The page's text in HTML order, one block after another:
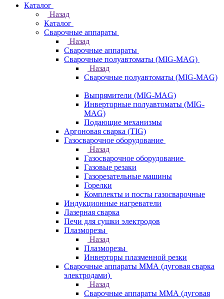
Каталог
Назад
Каталог
Сварочные аппараты
Назад
Сварочные аппараты
Сварочные полуавтоматы (MIG-MAG)
Назад
Сварочные полуавтоматы (MIG-MAG)
Выпрямители (MIG-MAG)
Инверторные полуавтоматы (MIG-
MAG)
Подающие механизмы
Аргоновая сварка (TIG)
Газосварочное оборудование
Назад
Газосварочное оборудование
Газовые резаки
Газорезательные машины
Горелки
Комплекты и посты газосварочные
Индукционные нагреватели
Лазерная сварка
Печи для сушки электродов
Плазморезы
Назад
Плазморезы
Инверторы плазменной резки
Сварочные аппараты ММА (дуговая сварка
электродами)
Назад
Сварочные аппараты ММА (дуговая